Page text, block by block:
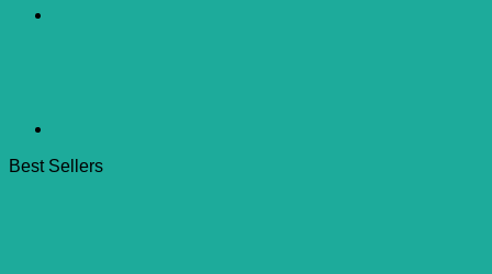
Best Sellers